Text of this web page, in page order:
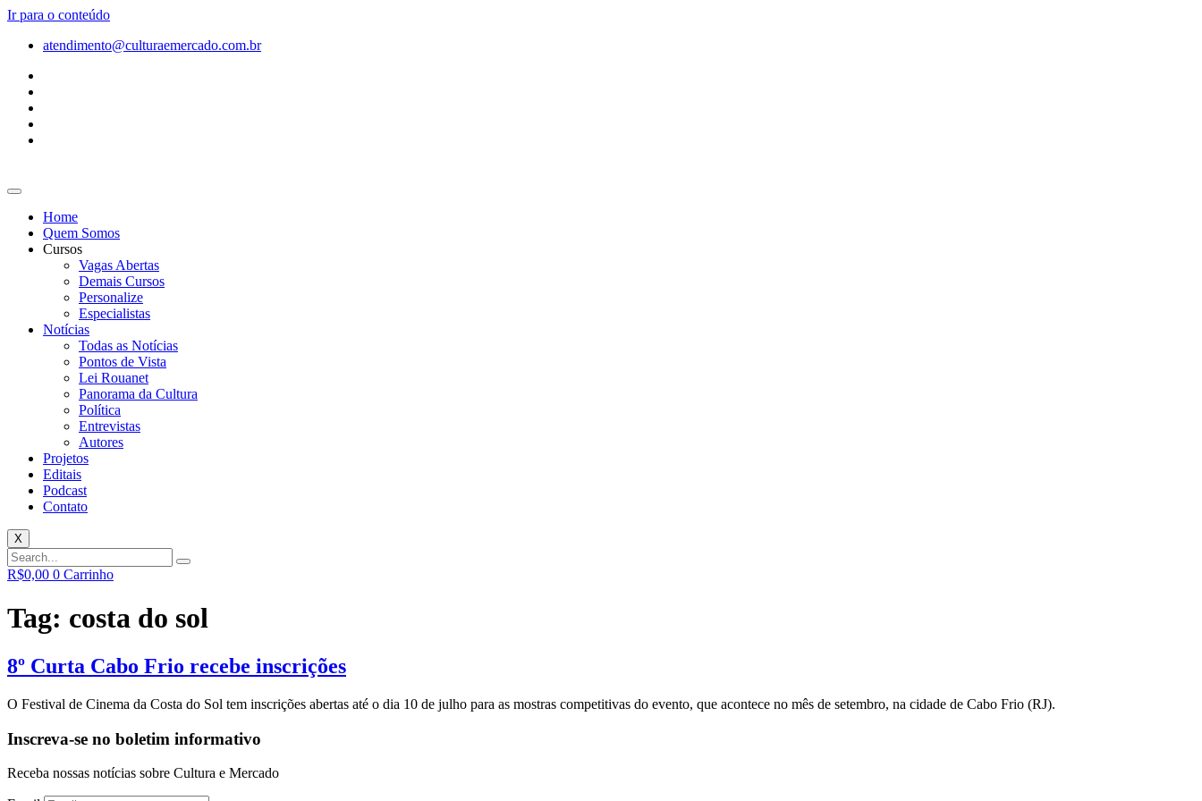
Ir para o conteúdo
atendimento@culturaemercado.com.br
Home
Quem Somos
Cursos
Vagas Abertas
Demais Cursos
Personalize
Especialistas
Notícias
Todas as Notícias
Pontos de Vista
Lei Rouanet
Panorama da Cultura
Política
Entrevistas
Autores
Projetos
Editais
Podcast
Contato
X
R$0,00 0 Carrinho
Tag: costa do sol
8º Curta Cabo Frio recebe inscrições
O Festival de Cinema da Costa do Sol tem inscrições abertas até o dia 10 de julho para as mostras competitivas do evento, que acontece no mês de setembro, na cidade de Cabo Frio (RJ).
Inscreva-se no boletim informativo
Receba nossas notícias sobre Cultura e Mercado